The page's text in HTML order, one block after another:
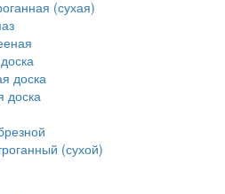
(сухая)
доска
доска
(сухой)